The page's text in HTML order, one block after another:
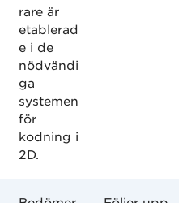
rare är
etablerad
e i de
nödvändi
ga
systemen
för
kodning i
2D.